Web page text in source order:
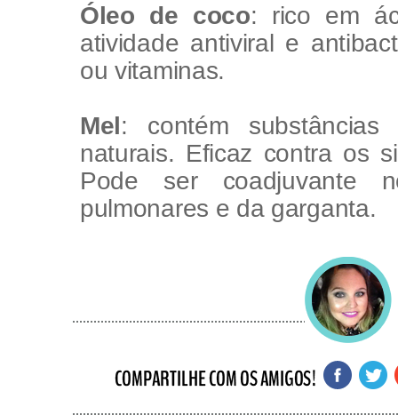
Óleo de coco: rico em
atividade antiviral e
ou vitaminas.
Mel: contém
naturais. Eficaz contra os
Pode ser coadjuvante
pulmonares e da garganta.